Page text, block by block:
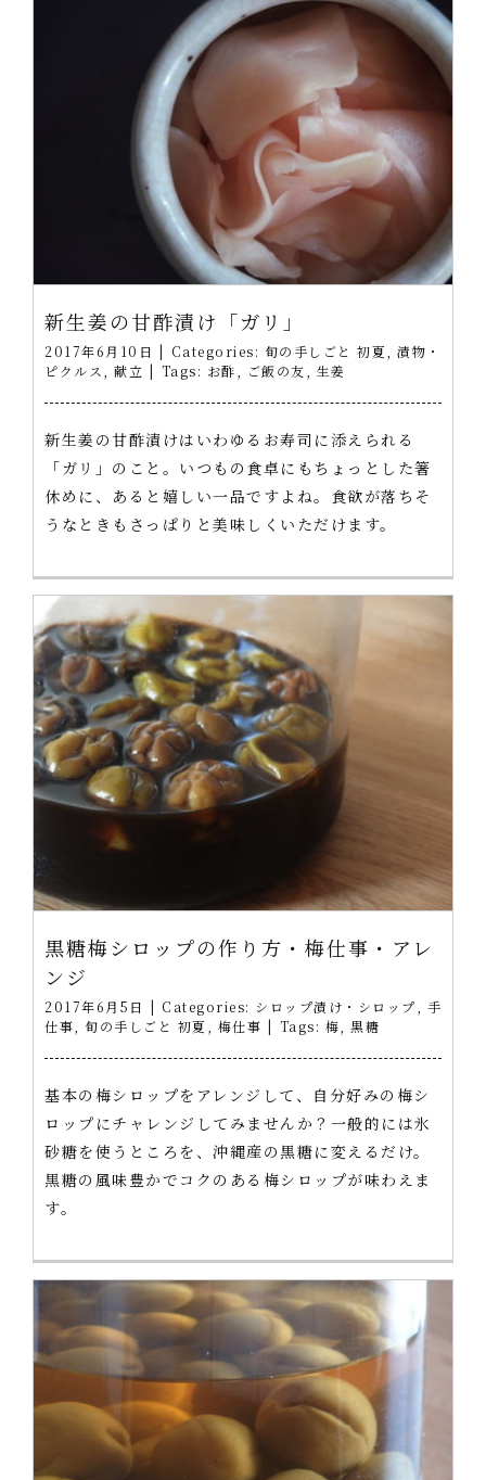
新生姜の甘酢漬け「ガリ」
2017年6月10日 | Categories: 旬の手しごと 初夏
漬物・
ピクルス
献立 | Tags: お酢 ご飯の友 生姜
新生姜の甘酢漬けはいわゆるお寿司に添えられる
「ガリ」のこと。いつもの食卓にもちょっとした箸
休めに、あると嬉しい一品ですよね。食欲が落ちそ
うなときもさっぱりと美味しくいただけます。
黒糖梅シロップの作り方・梅仕事・アレ
ンジ
2017年6月5日 | Categories: シロップ漬け・シロップ
手
仕事
旬の手しごと 初夏 梅仕事 | Tags: 梅 黒糖
基本の梅シロップをアレンジして、自分好みの梅シ
ロップにチャレンジしてみませんか？一般的には氷
砂糖を使うところを、沖縄産の黒糖に変えるだけ。
黒糖の風味豊かでコクのある梅シロップが味わえま
す。